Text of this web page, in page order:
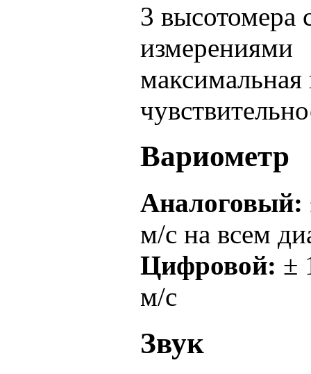
3 высотомера
измерениями
Вариометр
Аналоговый:
м/с на всем
Цифровой: ±
м/с
Звук